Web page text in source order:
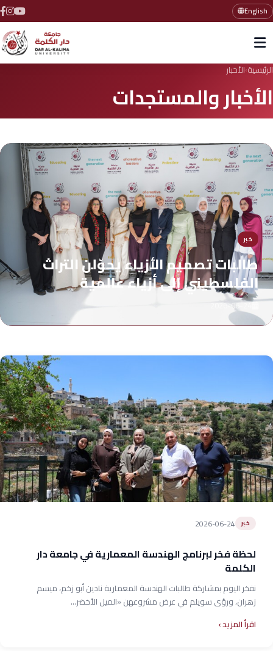
English
الرئيسية›الأخبار
الأخبار والمستجدات
خبر
طالبات تصميم الأزياء يحوّلن التراث
الفلسطيني إلى أزياء عالمية
2026-06-24
خبر 2026-06-24
لحظة فخر لبرنامج الهندسة المعمارية في جامعة دار
الكلمة
نفخر اليوم بمشاركة طالبات الهندسة المعمارية نادين أبو زخم، ميسم
زهران، ورؤى سويلم في عرض مشروعهن «الميل الأخضر...
اقرأ المزيد